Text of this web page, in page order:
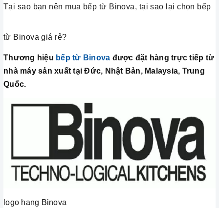
Tại sao bạn nên mua bếp từ Binova, tại sao lại chọn bếp
từ Binova giá rẻ?
Thương hiệu bếp từ Binova được đặt hàng trực tiếp từ
nhà máy sản xuất tại Đức, Nhật Bản, Malaysia, Trung
Quốc.
logo hang Binova